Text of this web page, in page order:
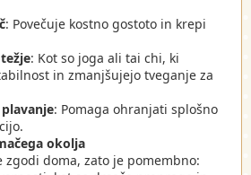
: Povečuje kostno gostoto in krepi
: Kot so joga ali tai chi, ki
in zmanjšujejo tveganje za
: Pomaga ohranjati splošno
okolja
zgodi doma, zato je pomembno: